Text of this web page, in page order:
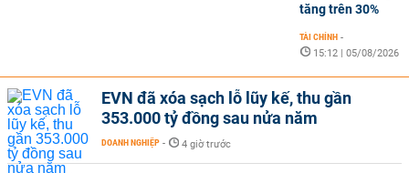
tăng trên 30%
TÀI CHÍNH -
15:12 | 05/08/2026
EVN đã xóa sạch lỗ lũy kế, thu gần
353.000 tỷ đồng sau nửa năm
DOANH NGHIỆP - 4 giờ trước